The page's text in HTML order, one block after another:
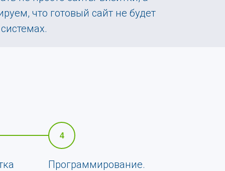
что готовый сайт не будет
4
Программирование.